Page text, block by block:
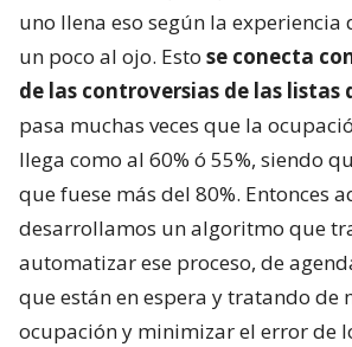
uno llena eso según la experiencia
un poco al ojo. Esto se conecta
de las controversias de las listas
pasa muchas veces que la
llega como al 60% ó 55%, siendo
que fuese más del 80%. Entonces
desarrollamos un algoritmo que
automatizar ese proceso, de
que están en espera y tratando de
ocupación y minimizar el error de